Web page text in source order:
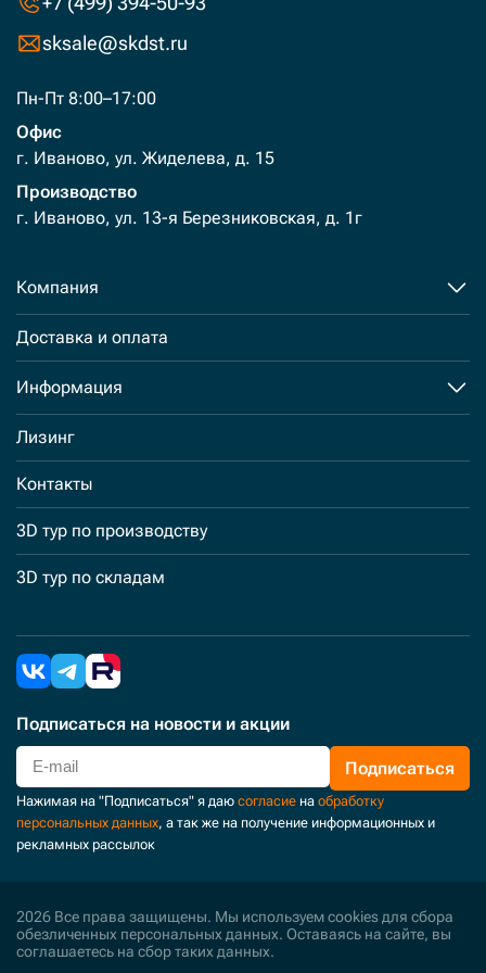
sksale@skdst.ru
Пн-Пт 8:00–17:00
Офис
г. Иваново, ул. Жиделева, д. 15
Производство
г. Иваново, ул. 13-я Березниковская, д. 1г
Компания
Доставка и оплата
Информация
Лизинг
Контакты
3D тур по производству
3D тур по складам
Подписаться на новости и акции
Подписаться
Нажимая на "Подписаться" я даю согласие на обработку
персональных данных, а так же на получение информационных и
рекламных рассылок
2026 Все права защищены. Мы используем cookies для сбора
обезличенных персональных данных. Оставаясь на сайте, вы
соглашаетесь на сбор таких данных.